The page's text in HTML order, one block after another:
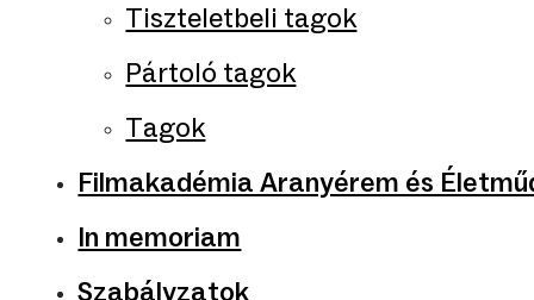
Tiszteletbeli tagok
Pártoló tagok
Tagok
Filmakadémia Aranyérem és
In memoriam